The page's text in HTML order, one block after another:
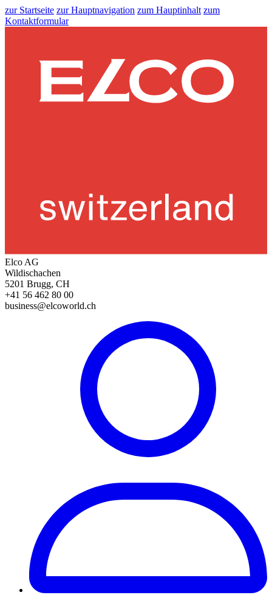
zur Startseite zur Hauptnavigation zum Hauptinhalt zum
Kontaktformular
Elco AG
Wildischachen
5201 Brugg, CH
+41 56 462 80 00
business@elcoworld.ch